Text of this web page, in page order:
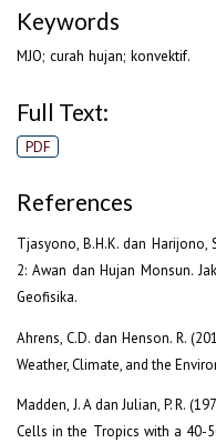
Keywords
MJO; curah hujan; konvektif.
Full Text:
PDF
References
Tjasyono, B.H.K. dan
2: Awan dan Hujan Monsun.
Geofisika.
Ahrens, C.D. dan Henson. R.
Weather, Climate, and the
Madden, J. A dan Julian, P. R.
Cells in the Tropics with a 40-